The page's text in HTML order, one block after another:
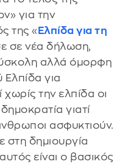
για την
της « Ελπίδα για τη
σε νέα δήλωση,
αλλά όμορφη
για
χωρίς την ελπίδα οι
γιατί
ασφυκτιούν.
στη δημιουργία
είναι ο βασικός